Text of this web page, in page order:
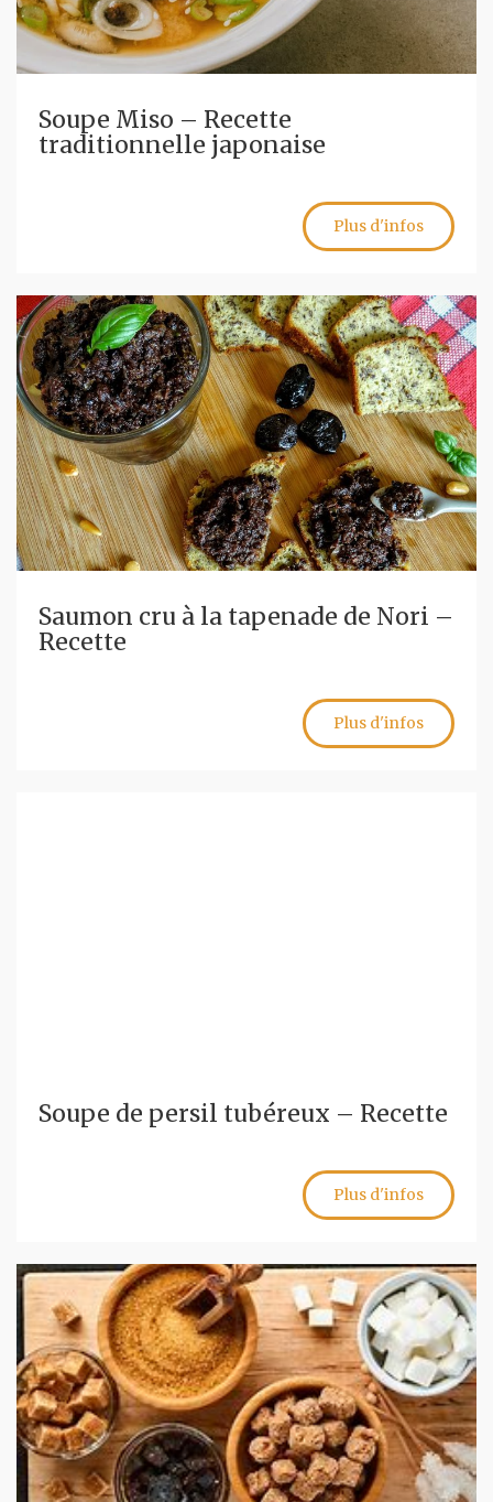
Soupe Miso – Recette
traditionnelle japonaise
Plus d'infos
Saumon cru à la tapenade de Nori –
Recette
Plus d'infos
Soupe de persil tubéreux – Recette
Plus d'infos